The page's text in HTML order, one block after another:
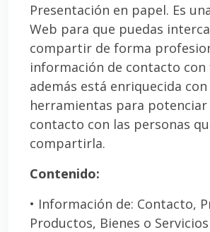
Presentación en papel. Es
Web para que puedas
compartir de forma
información de contacto con
además está enriquecida
herramientas para
contacto con las personas
compartirla.
Contenido:
• Información de: Contacto,
Productos, Bienes o Servicios